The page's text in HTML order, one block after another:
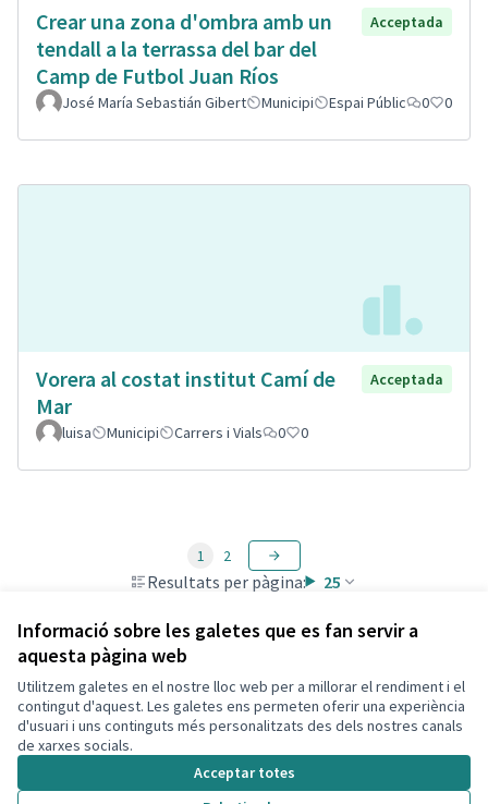
Informació sobre les galetes que es fan servir a
aquesta pàgina web
Utilitzem galetes en el nostre lloc web per a millorar el rendiment i el
contingut d'aquest. Les galetes ens permeten oferir una experiència
d'usuari i uns continguts més personalitzats des dels nostres canals
de xarxes socials.
Acceptar totes
Crear una zona d'ombra amb un
tendall a la terrassa del bar del
Camp de Futbol Juan Ríos
Acceptada
José María Sebastián Gibert Municipi Espai Públic 0 0
Vorera al costat institut Camí de
Mar
Acceptada
luisa Municipi Carrers i Vials 0 0
Resultats per pàgina: 25
1 2
Termes i condicions d'ús
Configuració de les galetes
Decidim Calafell a X
(Enllaç extern)
Decidim Calafell a Facebook
Decidim Calafell a YouTube
Decidim Calafell a GitHub
(Enllaç extern)